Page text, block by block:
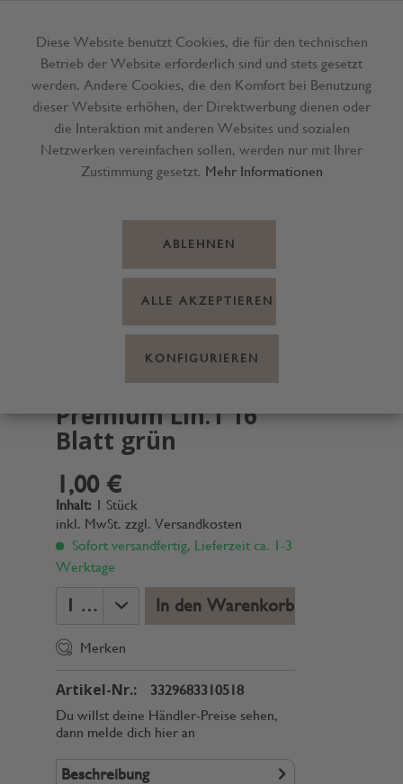
Menü
Schulheft A4
Premium Lin.1 16
Blatt grün
1,00 €
Inhalt: 1 Stück
inkl. MwSt. zzgl. Versandkosten
Sofort versandfertig, Lieferzeit ca. 1-3
Werktage
In den Warenkorb
Merken
Artikel-Nr.:
3329683310518
Du willst deine Händler-Preise sehen,
dann melde dich hier an
Beschreibung
Diese Website benutzt Cookies, die für den technischen
Betrieb der Website erforderlich sind und stets gesetzt
werden. Andere Cookies, die den Komfort bei Benutzung
dieser Website erhöhen, der Direktwerbung dienen oder
die Interaktion mit anderen Websites und sozialen
Netzwerken vereinfachen sollen, werden nur mit Ihrer
Zustimmung gesetzt. Mehr Informationen
ABLEHNEN
ALLE AKZEPTIEREN
KONFIGURIEREN